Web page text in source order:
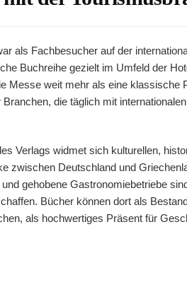
als Fachbesucher auf der
Buchreihe gezielt im Umfeld der
Messe weit mehr als eine klassische
die täglich mit
Verlags widmet sich kulturellen,
zwischen Deutschland und
gehobene Gastronomiebetriebe
Bücher können dort als
als hochwertiges Präsent für